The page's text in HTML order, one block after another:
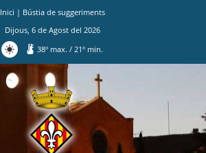
Inici | Bústia de suggeriments
Dijous, 6de Agostdel 2026
38º max./ 21º min.